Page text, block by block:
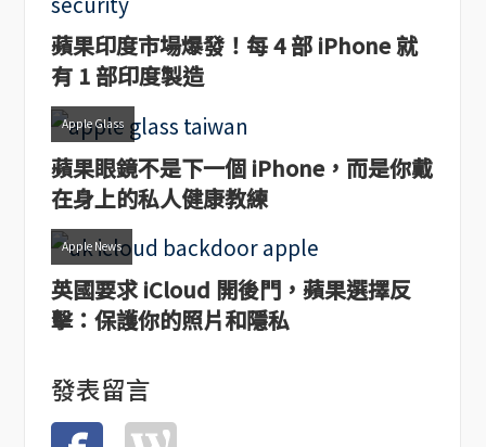
蘋果印度市場爆發！每 4 部 iPhone 就
有 1 部印度製造
Apple Glass
蘋果眼鏡不是下一個 iPhone，而是你戴
在身上的私人健康教練
Apple News
英國要求 iCloud 開後門，蘋果選擇反
擊：保護你的照片和隱私
發表留言